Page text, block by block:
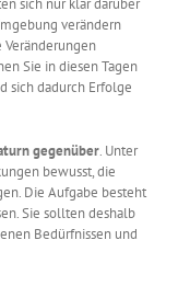
sich nur klar darüber
verändern
Sie in diesen Tagen
sich dadurch Erfolge
gegenüber. Unter
bewusst, die
Die Aufgabe besteht
Sie sollten deshalb
Bedürfnissen und